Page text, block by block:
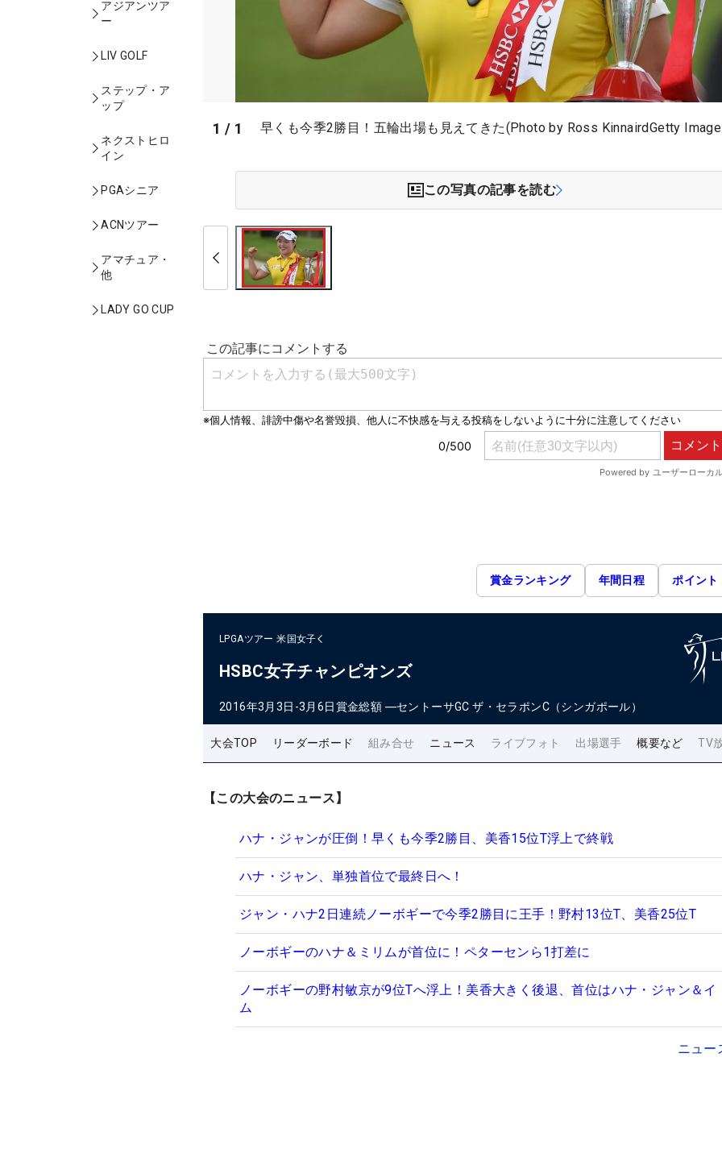
アジアンツア
ー
LIV GOLF
ステップ・ア
ップ
ネクストヒロ
イン
PGAシニア
ACNツアー
アマチュア・
他
LADY GO CUP
1 / 1 早くも今季2勝目！五輪出場も見えてきた(Photo by Ross KinnairdGetty
この写真の記事を読む
賞金ランキング 年間日程 ポイント
LPGAツアー 米国女子
HSBC女子チャンピオンズ
2016年3月3日-3月6日賞金総額 ―セントーサGC ザ・セラポンC（シンガポール）
大会TOP リーダーボード 組み合せ ニュース ライブフォト 出場選手 概要など TV
【この大会のニュース】
ハナ・ジャンが圧倒！早くも今季2勝目、美香15位T浮上で終戦
ハナ・ジャン、単独首位で最終日へ！
ジャン・ハナ2日連続ノーボギーで今季2勝目に王手！野村13位T、美香25位T
ノーボギーのハナ＆ミリムが首位に！ペターセンら1打差に
ノーボギーの野村敏京が9位Tへ浮上！美香大きく後退、首位はハナ・ジャン＆イ
ム
ニュー